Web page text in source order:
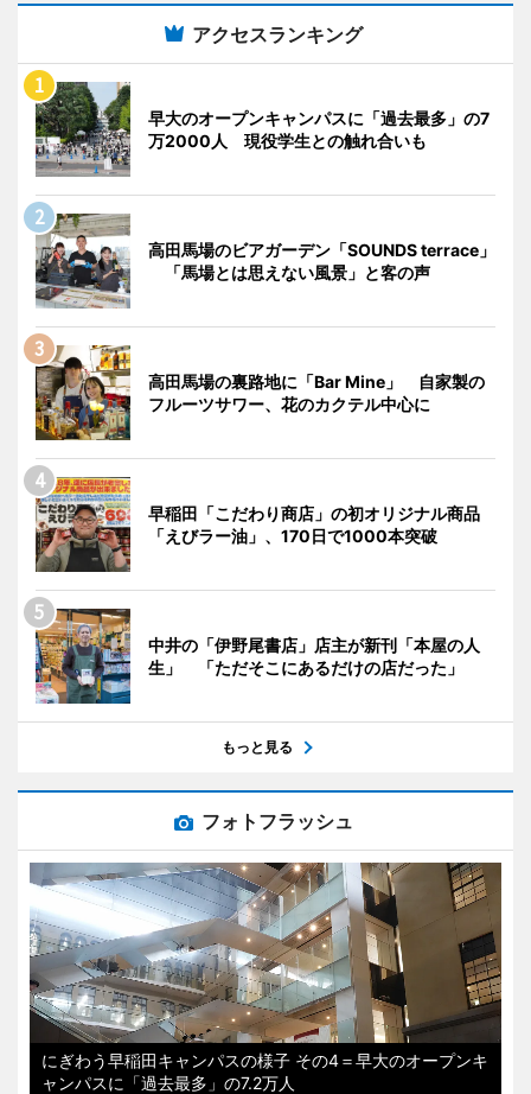
アクセスランキング
早大のオープンキャンパスに「過去最多」の7
万2000人 現役学生との触れ合いも
高田馬場のビアガーデン「SOUNDS terrace」
「馬場とは思えない風景」と客の声
高田馬場の裏路地に「Bar Mine」 自家製の
フルーツサワー、花のカクテル中心に
早稲田「こだわり商店」の初オリジナル商品
「えびラー油」、170日で1000本突破
中井の「伊野尾書店」店主が新刊「本屋の人
生」 「ただそこにあるだけの店だった」
もっと見る
フォトフラッシュ
にぎわう早稲田キャンパスの様子 その4＝早大のオープンキ
ャンパスに「過去最多」の7.2万人